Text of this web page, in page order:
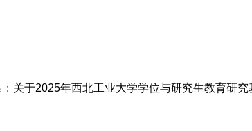
关于2025年西北工业大学学位与研究生教育研